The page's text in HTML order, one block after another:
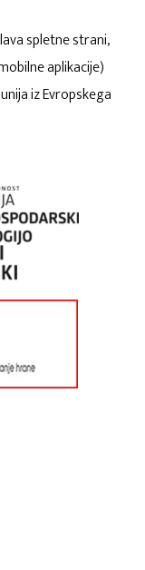
spletne strani,
aplikacije)
iz Evropskega